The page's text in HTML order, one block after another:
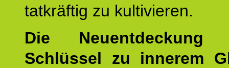
tatkräftig zu kultivieren.
Die
Schlüssel zu innerem